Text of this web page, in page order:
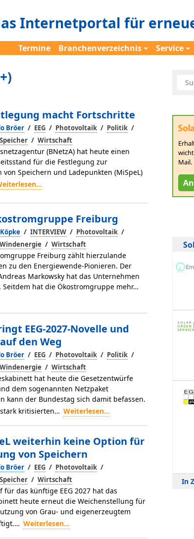
Internetportal für
Termine Branchenverzeichnis Service
macht Fortschritte
Bröer / EEG / Photovoltaik / Politik /
Speicher / Wirtschaft
(BNetzA) hat heute einen
für die Festlegung zur
Speichern und Ladepunkten (MiSpeL)
Freiburg
/ INTERVIEW / Photovoltaik /
Windenergie / Wirtschaft
Freiburg zählt hierzulande
zu den Energiewende-Pionieren. Der
Markowsky hat das Unternehmen
Seitdem hat die Ökostromgruppe mehr…
EEG-2027-Novelle und
den Weg
Bröer / EEG / Photovoltaik / Politik /
Windenergie / Wirtschaft
hat heute die Gesetzentwürfe
dem sogenannten Netzpaket
kann der Bundestag sich damit befassen.
kritisierten… Weiterlesen...
weiterhin keine Option für
von Speichern
Bröer / EEG / Photovoltaik /
Speicher / Wirtschaft
für das künftige EEG 2027 hat das
heute erneut die Weichenstellung für
von Grau- und eigenerzeugtem
Weiterlesen...
Mail.
In